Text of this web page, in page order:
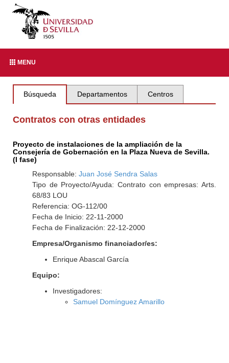
MENU
Búsqueda Departamentos Centros
Contratos con otras entidades
Proyecto de instalaciones de la ampliación de la
Consejería de Gobernación en la Plaza Nueva de Sevilla.
(I fase)
Responsable: Juan José Sendra Salas
Tipo de Proyecto/Ayuda: Contrato con empresas: Arts.
68/83 LOU
Referencia: OG-112/00
Fecha de Inicio: 22-11-2000
Fecha de Finalización: 22-12-2000
Empresa/Organismo financiador/es:
Enrique Abascal García
Equipo:
Investigadores:
Samuel Domínguez Amarillo